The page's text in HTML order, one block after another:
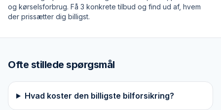
og kørselsforbrug. Få 3 konkrete tilbud og find ud af, hvem
der prissætter dig billigst.
Ofte stillede spørgsmål
Hvad koster den billigste bilforsikring?